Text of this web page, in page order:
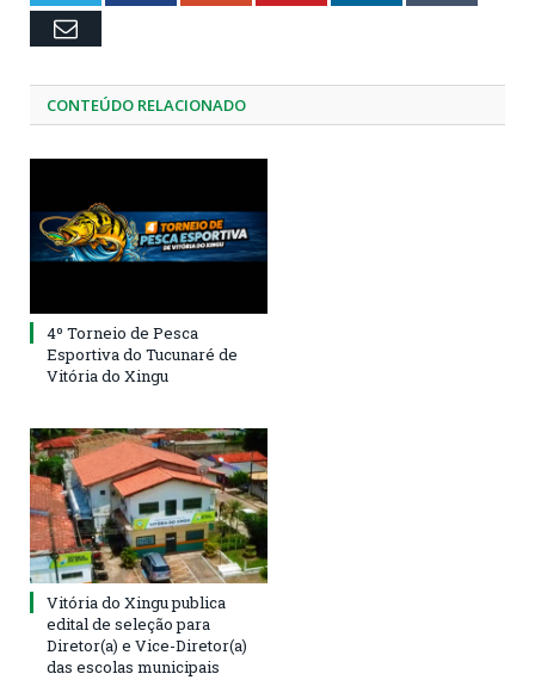
Email
CONTEÚDO RELACIONADO
4º Torneio de Pesca
Esportiva do Tucunaré de
Vitória do Xingu
Vitória do Xingu publica
edital de seleção para
Diretor(a) e Vice-Diretor(a)
das escolas municipais